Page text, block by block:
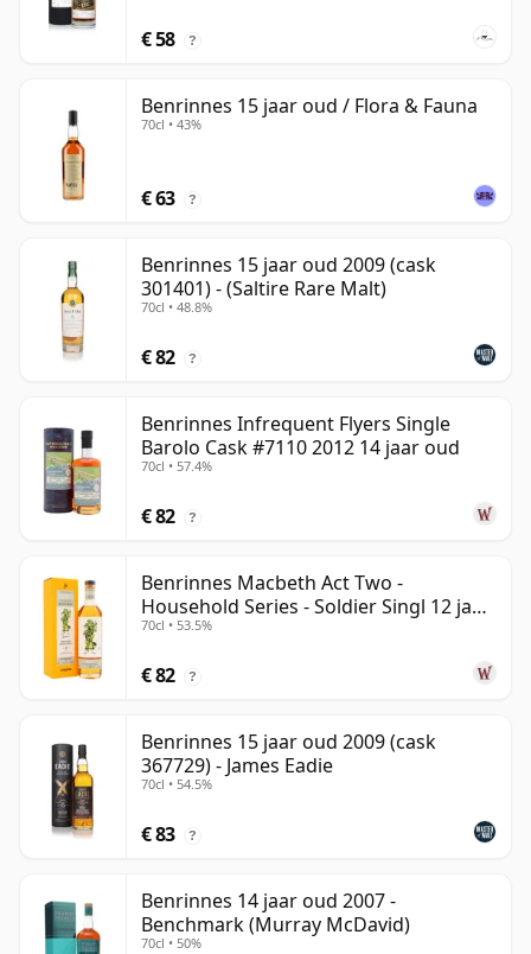
€ 58 ?
Benrinnes 15 jaar oud / Flora & Fauna
70cl • 43%
€ 63 ?
Benrinnes 15 jaar oud 2009 (cask
301401) - (Saltire Rare Malt)
70cl • 48.8%
€ 82 ?
Benrinnes Infrequent Flyers Single
Barolo Cask #7110 2012 14 jaar oud
70cl • 57.4%
€ 82 ?
Benrinnes Macbeth Act Two -
Household Series - Soldier Singl 12 jaar
oud
70cl • 53.5%
€ 82 ?
Benrinnes 15 jaar oud 2009 (cask
367729) - James Eadie
70cl • 54.5%
€ 83 ?
Benrinnes 14 jaar oud 2007 -
Benchmark (Murray McDavid)
70cl • 50%